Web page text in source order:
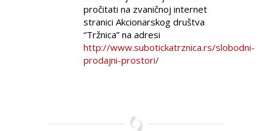
pročitati na zvaničnoj internet
stranici Akcionarskog društva
“Tržnica” na adresi
http://www.subotickatrznica.rs/slobodni-
prodajni-prostori/